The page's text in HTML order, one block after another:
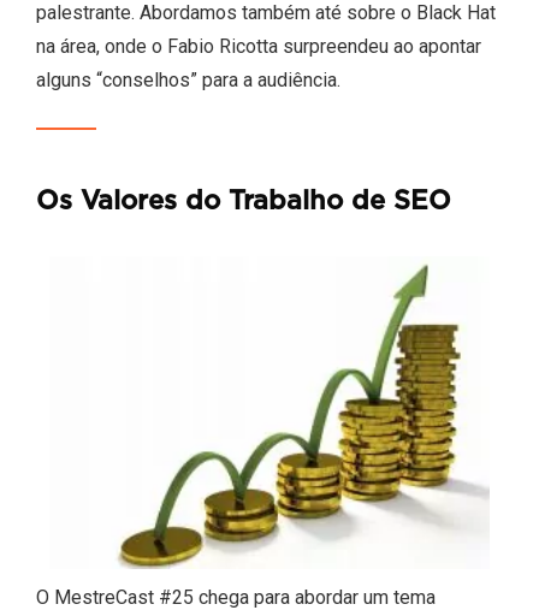
palestrante. Abordamos também até sobre o Black Hat
na área, onde o Fabio Ricotta surpreendeu ao apontar
alguns “conselhos” para a audiência.
Os Valores do Trabalho de SEO
O MestreCast #25 chega para abordar um tema